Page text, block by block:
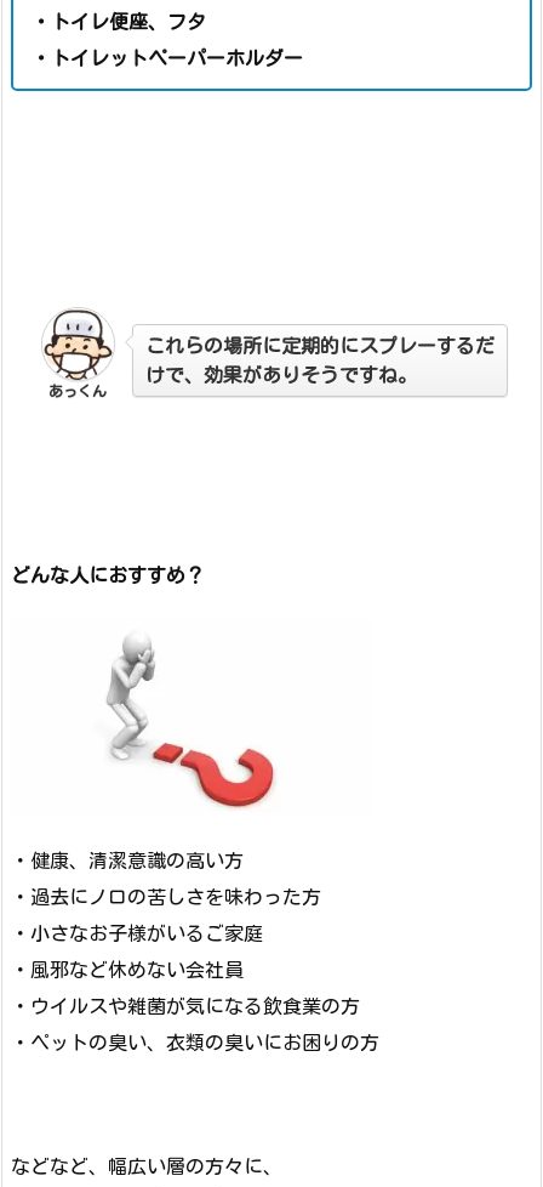
・トイレ便座、フタ
・トイレットペーパーホルダー
あっくん
これらの場所に定期的にスプレーするだ
けで、効果がありそうですね。
どんな人におすすめ？
・健康、清潔意識の高い方
・過去にノロの苦しさを味わった方
・小さなお子様がいるご家庭
・風邪など休めない会社員
・ウイルスや雑菌が気になる飲食業の方
・ペットの臭い、衣類の臭いにお困りの方
などなど、幅広い層の方々に、